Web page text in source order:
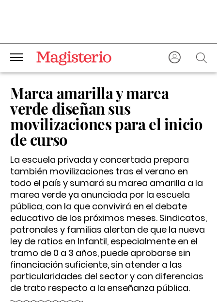
Marea amarilla y marea
verde diseñan sus
movilizaciones para el inicio
de curso
La escuela privada y concertada prepara
también movilizaciones tras el verano en
todo el país y sumará su marea amarilla a la
marea verde ya anunciada por la escuela
pública, con la que convivirá en el debate
educativo de los próximos meses. Sindicatos,
patronales y familias alertan de que la nueva
ley de ratios en Infantil, especialmente en el
tramo de 0 a 3 años, puede aprobarse sin
financiación suficiente, sin atender a las
particularidades del sector y con diferencias
de trato respecto a la enseñanza pública.